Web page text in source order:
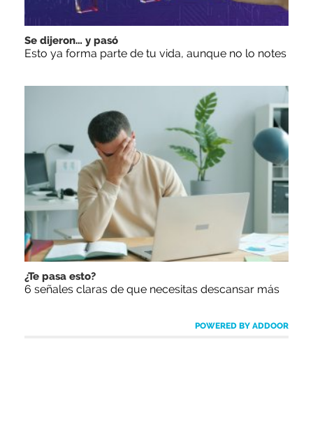
Se dijeron… y pasó
Esto ya forma parte de tu vida, aunque no lo notes
¿Te pasa esto?
6 señales claras de que necesitas descansar más
POWERED BY ADDOOR